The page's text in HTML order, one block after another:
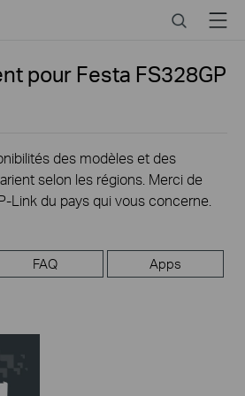
SearchMenu
pour Festa FS328GP
des modèles et des
selon les régions. Merci de
Link du pays qui vous concerne.
FAQ Apps